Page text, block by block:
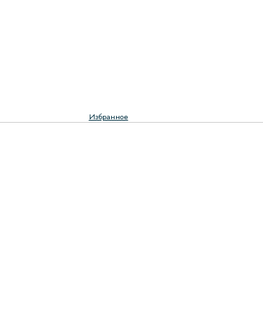
Избранное